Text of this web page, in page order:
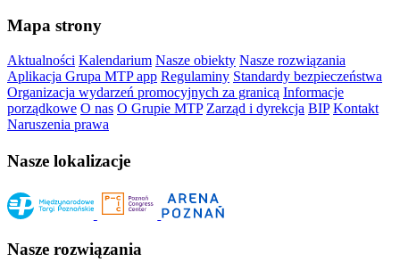
Mapa strony
Aktualności Kalendarium Nasze obiekty Nasze rozwiązania
Aplikacja Grupa MTP app Regulaminy Standardy bezpieczeństwa
Organizacja wydarzeń promocyjnych za granicą Informacje
porządkowe O nas O Grupie MTP Zarząd i dyrekcja BIP Kontakt
Naruszenia prawa
Nasze lokalizacje
Nasze rozwiązania